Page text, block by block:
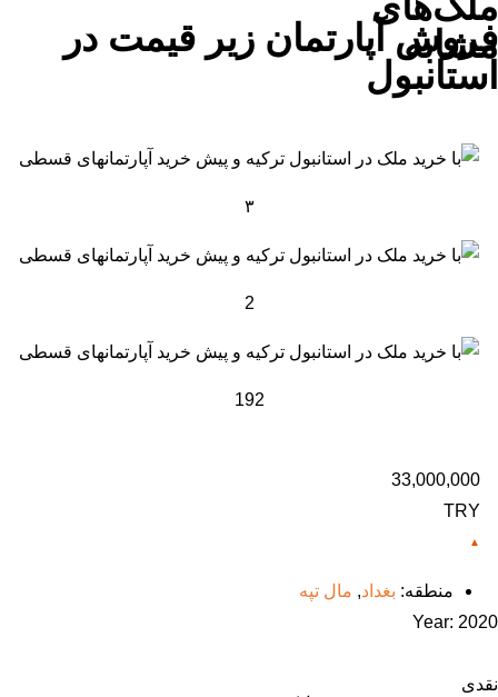
مشابه
فروش آپارتمان زیر قیمت در
استانبول
۳
2
192
33,000,000
TRY
منطقه: بغداد, مال تپه
Year: 2020
نقدی